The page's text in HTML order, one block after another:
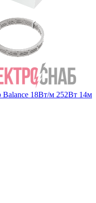
Balance 18Вт/м 252Вт 14м